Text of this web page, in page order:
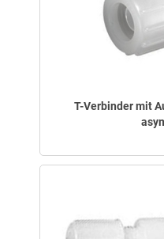
T-Verbinder mit